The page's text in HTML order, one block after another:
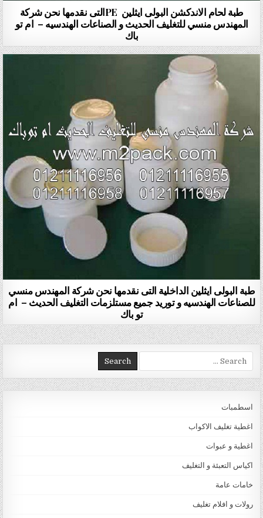
طبة لحام الاندكشن البولى ايثلين PEالتى نقدمها نحن شركة
المهندس منسي للتغليف الحديث و الصناعات الهندسيه – ام تو
باك
طبة البولى ايثلين الداخلية التى نقدمها نحن شركة المهندس منسي
للصناعات الهندسيه و توريد جميع مستلزمات التغليف الحديث – ام
تو باك
Search for:
اسطمبات
اغطية تغليف الاكواب
اغطية و عبوات
اكياس التعبئة و التغليف
خامات عامة
رولات و افلام تغليف